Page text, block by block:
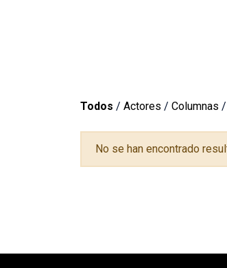
Todos / Actores / Columnas /
No se han encontrado